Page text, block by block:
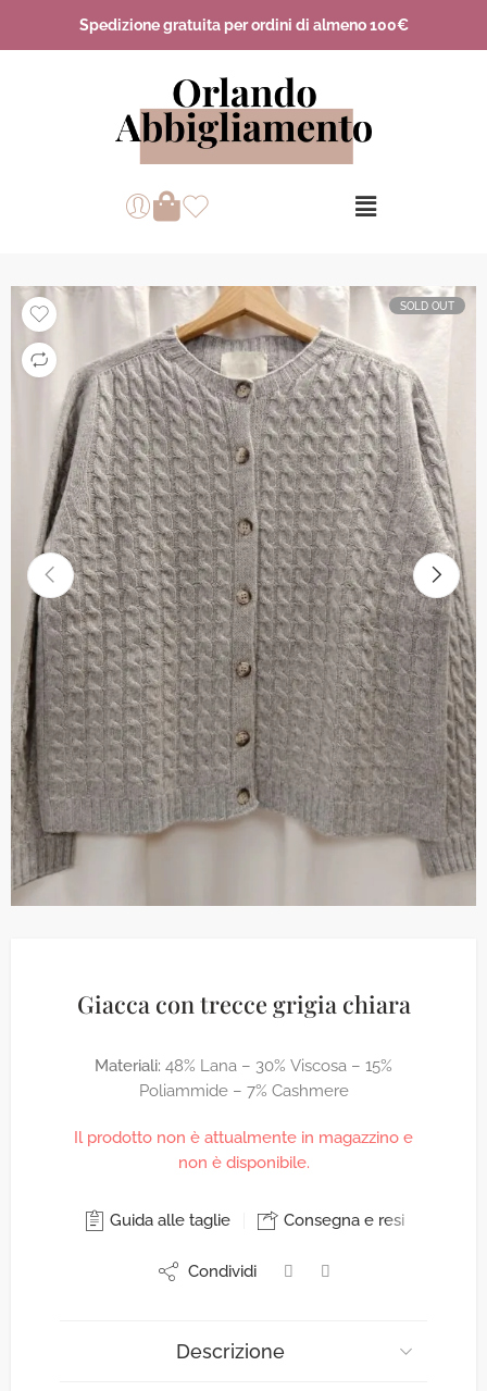
Spedizione gratuita per ordini di almeno 100€
SOLD OUT
Giacca con trecce grigia chiara
Materiali: 48% Lana – 30% Viscosa – 15%
Poliammide – 7% Cashmere
Il prodotto non è attualmente in magazzino e
non è disponibile.
Guida alle taglie Consegna e resi
Condividi
Descrizione